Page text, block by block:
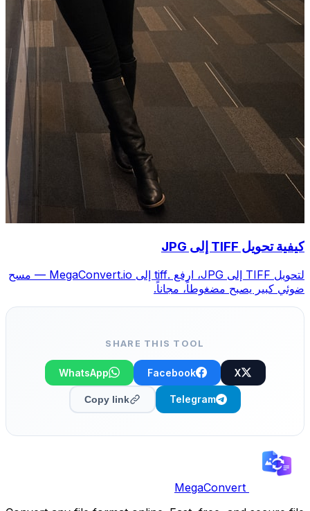
كيفية تحويل TIFF إلى JPG
لتحويل TIFF إلى JPG، ارفع .tiff إلى MegaConvert.io — مسح
ضوئي كبير يصبح مضغوطاً، مجاناً.
SHARE THIS TOOL
X
Facebook
WhatsApp
Telegram
Copy link
MegaConvert